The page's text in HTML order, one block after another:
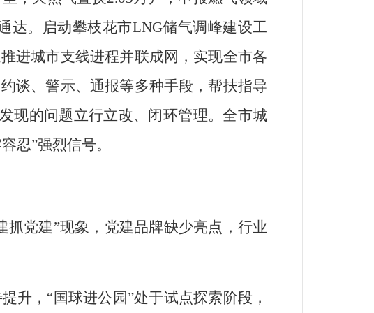
达。启动攀枝花市LNG储气调峰建设工
进城市支线进程并联成网，实现全市各
谈、警示、通报等多种手段，帮扶指导
现的问题立行立改、闭环管理。全市城
忍”强烈信号。
抓党建”现象，党建品牌缺少亮点，行业
升， “国球进公园”处于试点探索阶段，